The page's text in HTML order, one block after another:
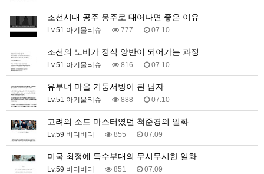
조선시대 공주 옹주로 태어나면 좋은 이유
Lv.51 아기물티슈 777 07.10
조선의 노비가 정식 양반이 되어가는 과정
Lv.51 아기물티슈 816 07.10
유부녀 마을 기둥서방이 된 남자
Lv.51 아기물티슈 888 07.10
고려의 소드 마스터였던 척준경의 일화
Lv.59 버디버디 855 07.09
미국 최정예 특수부대의 무시무시한 일화
Lv.59 버디버디 851 07.09